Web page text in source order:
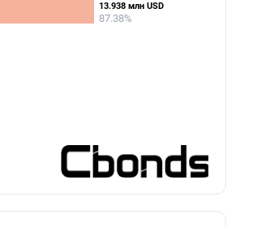
13.938 млн USD
87.38%
13.938 млн USD
87.38%